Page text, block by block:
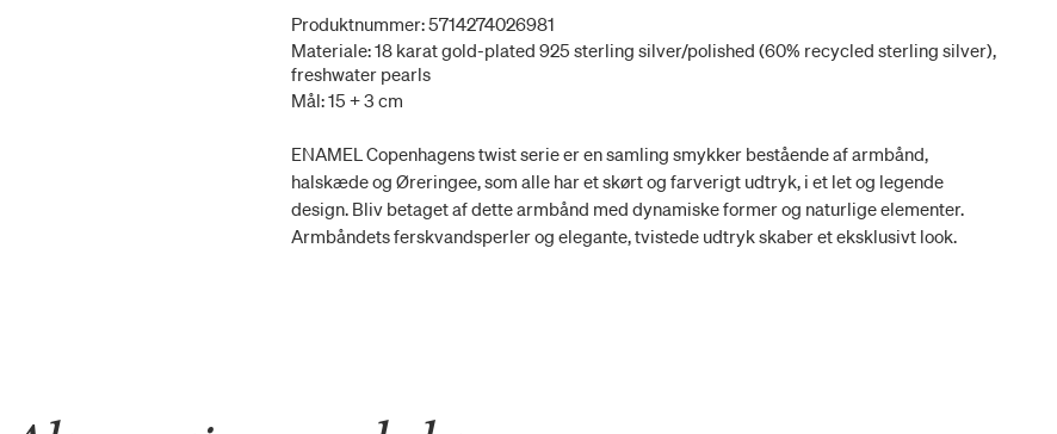
Produktnummer: 5714274026981
Materiale: 18 karat gold-plated 925 sterling silver/polished (60% recycled sterling silver),
freshwater pearls
Mål: 15 + 3 cm
ENAMEL Copenhagens twist serie er en samling smykker bestående af armbånd,
halskæde og Øreringee, som alle har et skørt og farverigt udtryk, i et let og legende
design. Bliv betaget af dette armbånd med dynamiske former og naturlige elementer.
Armbåndets ferskvandsperler og elegante, tvistede udtryk skaber et eksklusivt look.